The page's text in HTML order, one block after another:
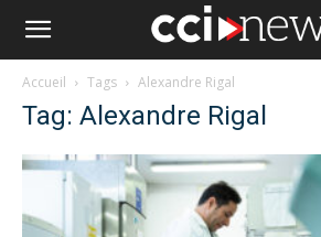
Accueil Tags Alexandre Rigal
Tag: Alexandre Rigal